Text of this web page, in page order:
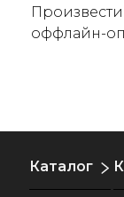
оффлайн-
Каталог